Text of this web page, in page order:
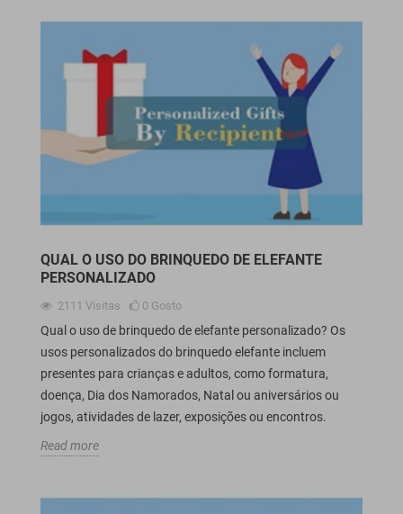
QUAL O USO DO BRINQUEDO DE ELEFANTE
PERSONALIZADO
2111 Visitas 0 Gosto
Qual o uso de brinquedo de elefante personalizado? Os
usos personalizados do brinquedo elefante incluem
presentes para crianças e adultos, como formatura,
doença, Dia dos Namorados, Natal ou aniversários ou
jogos, atividades de lazer, exposições ou encontros.
Read more